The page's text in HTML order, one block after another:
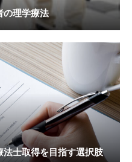
の理学療法
士取得を目指す選択肢